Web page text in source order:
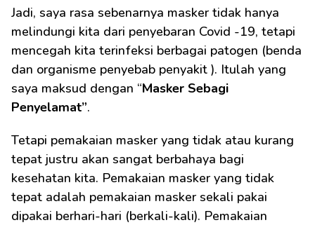
Jadi, saya rasa sebenarnya masker tidak hanya
melindungi kita dari penyebaran Covid -19, tetapi
mencegah kita terinfeksi berbagai patogen (benda
dan organisme penyebab penyakit ). Itulah yang
saya maksud dengan “Masker Sebagi
Penyelamat”.
Tetapi pemakaian masker yang tidak atau kurang
tepat justru akan sangat berbahaya bagi
kesehatan kita. Pemakaian masker yang tidak
tepat adalah pemakaian masker sekali pakai
dipakai berhari-hari (berkali-kali). Pemakaian